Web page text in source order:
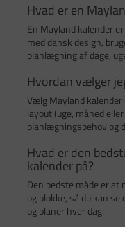
Hvad er en
En Mayland kalender
med dansk design,
planlægning af dage,
Hvordan vælger
Vælg Mayland
layout (uge, måned
planlægningsbehov og
Hvad er den
kalender på?
Den bedste måde er at
og blokke, så du kan
og planer hver dag.